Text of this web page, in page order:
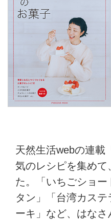
天然生活webの連載
気のレシピを集めて
た。「いちごショー
タン」「台湾カス
ーキ」など、はなさ